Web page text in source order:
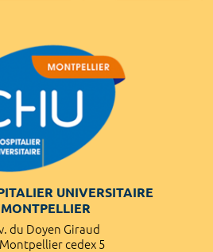
UNIVERSITAIRE
du Doyen Giraud
cedex 5